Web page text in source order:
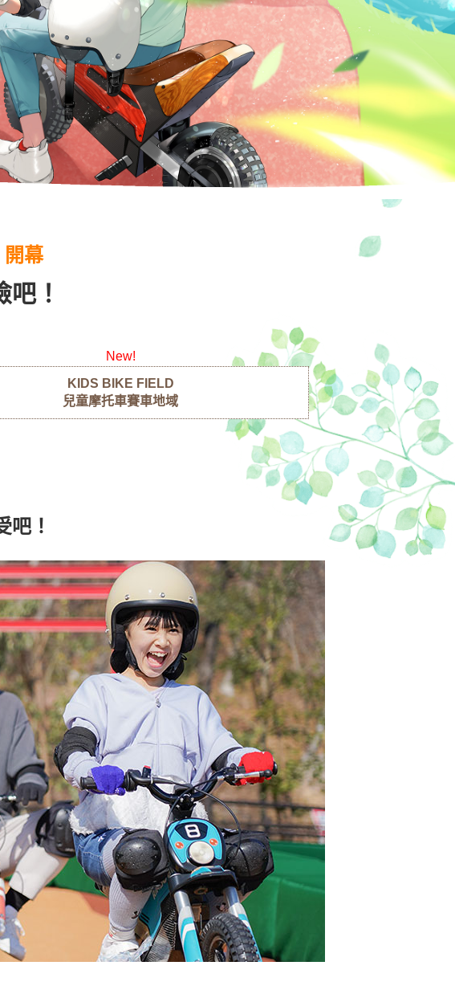
木
汽車＆
摩托車的遊樂設施
超級耐久
、學校）
車賽
小木屋・森林營地
限時特別方案
營區 活動（自然體驗・露營）
開幕
！
New!
KIDS BIKE FIELD
兒童摩托車賽車地域
吧！